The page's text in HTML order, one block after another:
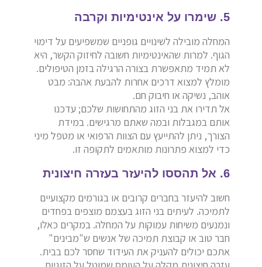
5. שימרו על אינטימיות וקרבה
המחלה מובילה לשינויים גופניים שמשפיעים על דימוי
הגוף. למרות שהאינטימיות חשובה לחיזוק הקשר, היא
לא תמיד מתאפשרת בצורה הרגילה בזמן הטיפולים.
מומלץ למצוא דרכים אחרות להבעת אהבה: מבט
אוהב, נשיקה או חיבוק חם.
אל תדירו את בני הזוג מהתחושות שלכם; עדכנו
אותם במגבלות ובמה שאתם מרגישים. במידת
הצורך, ניתן להתייעץ עם הצוות הרפואי או מטפל מיני
כדי למצוא פתרונות מותאמים לתקופה זו.
6. אל תהססו להיעזר בעזרה חיצונית
חשוב להיעזר בחברים קרובים או בגורמים מקצועיים
לתמיכה. לעיתים בני הזוג בעצמם מוצפים בפחדים
ונמנעים משיחות עמוקות על המחלה. במקרים כאלו,
חבר טוב או קבוצת תמיכה של אנשים ש"מבינים"
אתכם יכולים להעניק את העידוד שחסר לכם בבית.